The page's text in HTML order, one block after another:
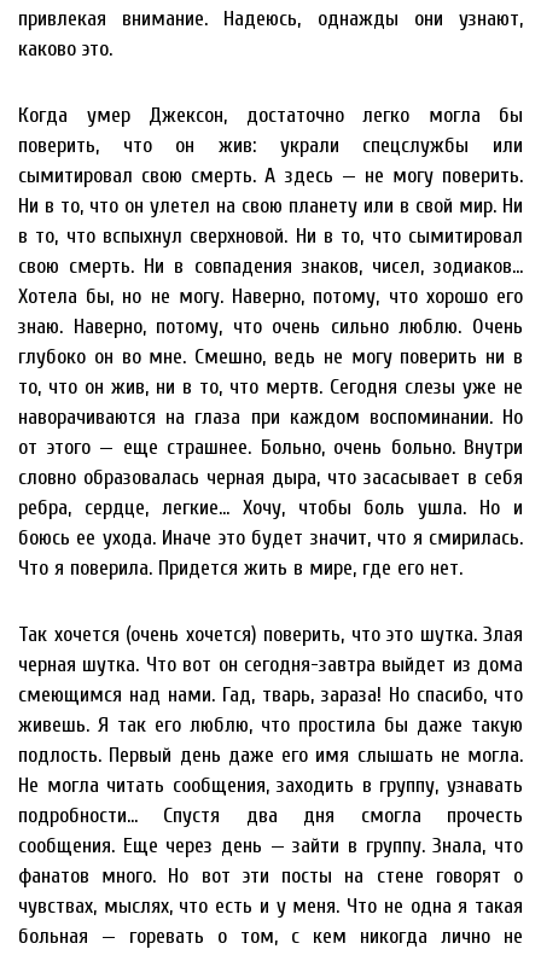
привлекая внимание. Надеюсь, однажды они узнают,
каково это.
Когда умер Джексон, достаточно легко могла бы
поверить, что он жив: украли спецслужбы или
сымитировал свою смерть. А здесь — не могу поверить.
Ни в то, что он улетел на свою планету или в свой мир. Ни
в то, что вспыхнул сверхновой. Ни в то, что сымитировал
свою смерть. Ни в совпадения знаков, чисел, зодиаков…
Хотела бы, но не могу. Наверно, потому, что хорошо его
знаю. Наверно, потому, что очень сильно люблю. Очень
глубоко он во мне. Смешно, ведь не могу поверить ни в
то, что он жив, ни в то, что мертв. Сегодня слезы уже не
наворачиваются на глаза при каждом воспоминании. Но
от этого — еще страшнее. Больно, очень больно. Внутри
словно образовалась черная дыра, что засасывает в себя
ребра, сердце, легкие… Хочу, чтобы боль ушла. Но и
боюсь ее ухода. Иначе это будет значит, что я смирилась.
Что я поверила. Придется жить в мире, где его нет.
Так хочется (очень хочется) поверить, что это шутка. Злая
черная шутка. Что вот он сегодня-завтра выйдет из дома
смеющимся над нами. Гад, тварь, зараза! Но спасибо, что
живешь. Я так его люблю, что простила бы даже такую
подлость. Первый день даже его имя слышать не могла.
Не могла читать сообщения, заходить в группу, узнавать
подробности… Спустя два дня смогла прочесть
сообщения. Еще через день — зайти в группу. Знала, что
фанатов много. Но вот эти посты на стене говорят о
чувствах, мыслях, что есть и у меня. Что не одна я такая
больная — горевать о том, с кем никогда лично не